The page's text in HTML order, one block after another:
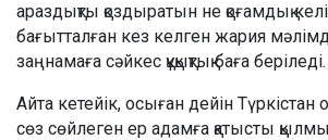
араздықты қоздыратын не қоғамдық
бағытталған кез келген жария
заңнамаға сәйкес құқықтық баға беріледі.
Айта кетейік, осыған дейін
сөз сөйлеген ер адамға қатысты